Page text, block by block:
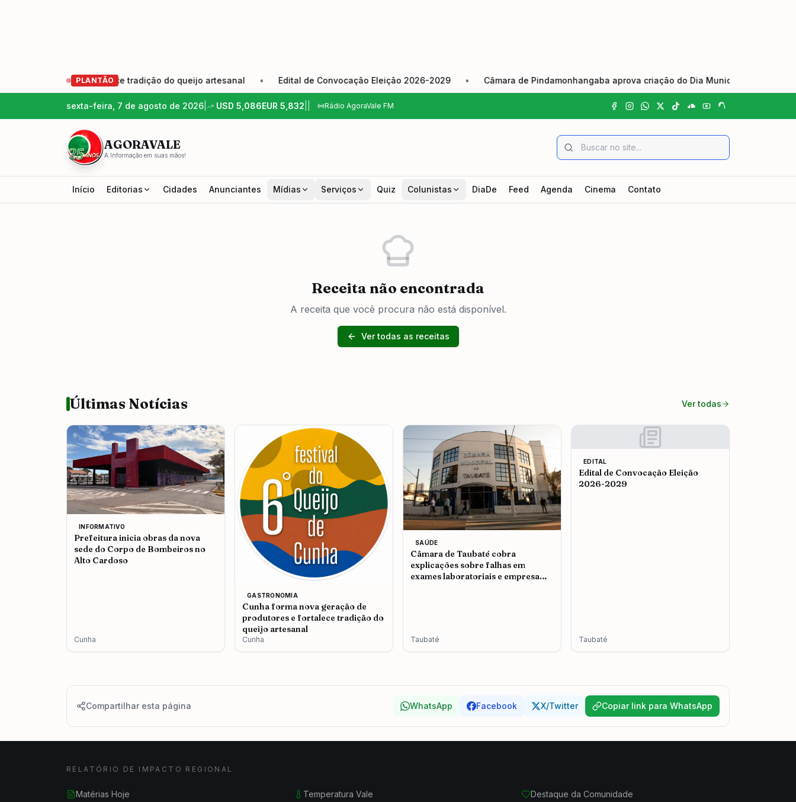
PLANTÃO
produtores e fortalece tradição do queijo artesanal • Edital de Convocação Eleição 2026-2029 • Câmara de Pindamonhangaba aprova criação do Dia Municipal do Johrei e
sexta-feira, 7 de agosto de 2026 USD 5,086EUR 5,832 Rádio AgoraVale FM
AGORAVALE
A Informação em suas mãos!
Início Editorias Cidades Anunciantes Mídias Serviços Quiz Colunistas DiaDe Feed Agenda Cinema Contato
Receita não encontrada
A receita que você procura não está disponível.
Ver todas as receitas
Últimas Notícias Ver todas
INFORMATIVO
Prefeitura inicia obras da nova
sede do Corpo de Bombeiros no
Alto Cardoso
Cunha
GASTRONOMIA
Cunha forma nova geração de
produtores e fortalece tradição do
queijo artesanal
Cunha
SAÚDE
Câmara de Taubaté cobra
explicações sobre falhas em
exames laboratoriais e empresa
Taubaté
EDITAL
Edital de Convocação Eleição
2026-2029
Taubaté
Compartilhar esta página WhatsApp Facebook X/Twitter Copiar link para WhatsApp
RELATÓRIO DE IMPACTO REGIONAL
Matérias Hoje Temperatura Vale
Destaque da Comunidade